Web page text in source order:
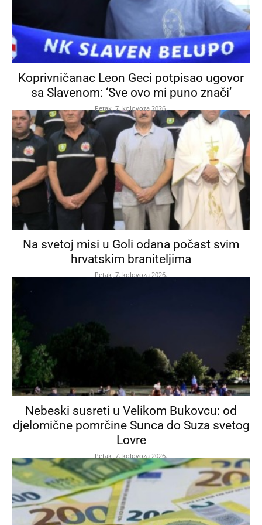
Koprivničanac Leon Geci potpisao ugovor
sa Slavenom: ‘Sve ovo mi puno znači’
Petak, 7. kolovoza 2026.
Na svetoj misi u Goli odana počast svim
hrvatskim braniteljima
Petak, 7. kolovoza 2026.
Nebeski susreti u Velikom Bukovcu: od
djelomične pomrčine Sunca do Suza svetog
Lovre
Petak, 7. kolovoza 2026.